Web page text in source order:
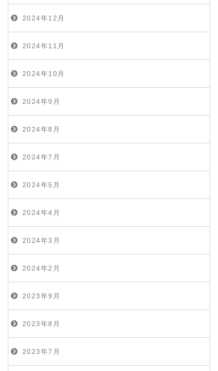
2024年12月
2024年11月
2024年10月
2024年9月
2024年8月
2024年7月
2024年5月
2024年4月
2024年3月
2024年2月
2023年9月
2023年8月
2023年7月